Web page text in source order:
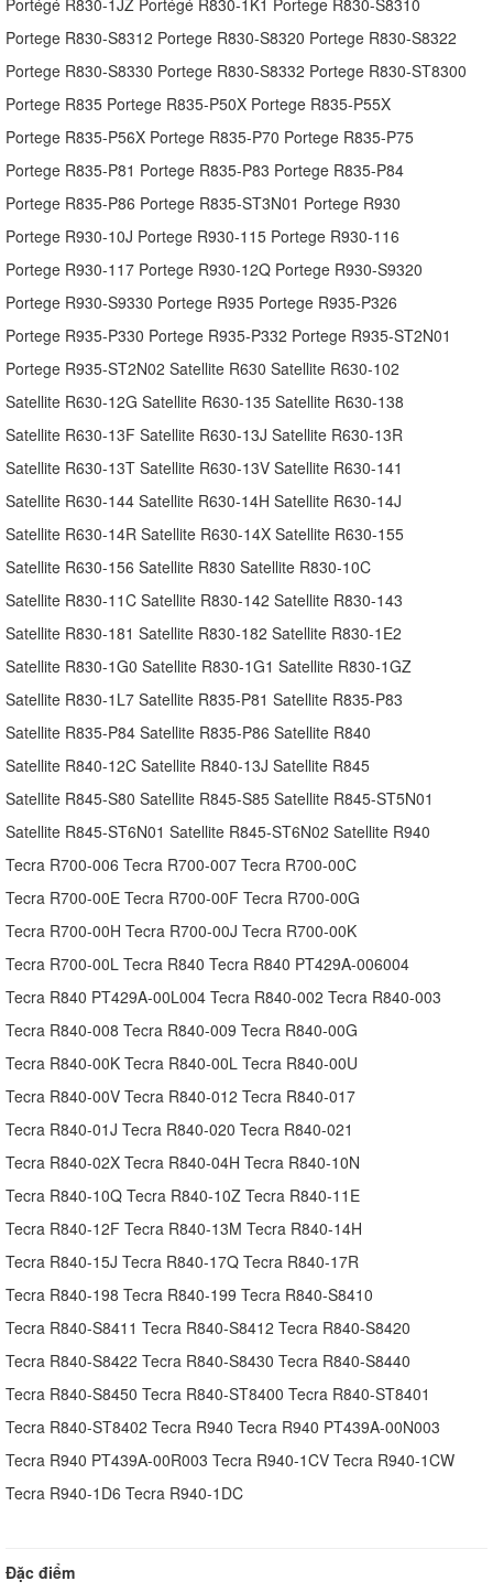
Portege R830-S8312 Portege R830-S8320 Portege R830-S8322
Portege R830-S8330 Portege R830-S8332 Portege R830-ST8300
Portege R835 Portege R835-P50X Portege R835-P55X
Portege R835-P56X Portege R835-P70 Portege R835-P75
Portege R835-P81 Portege R835-P83 Portege R835-P84
Portege R835-P86 Portege R835-ST3N01 Portege R930
Portege R930-10J Portege R930-115 Portege R930-116
Portege R930-117 Portege R930-12Q Portege R930-S9320
Portege R930-S9330 Portege R935 Portege R935-P326
Portege R935-P330 Portege R935-P332 Portege R935-ST2N01
Portege R935-ST2N02 Satellite R630 Satellite R630-102
Satellite R630-12G Satellite R630-135 Satellite R630-138
Satellite R630-13F Satellite R630-13J Satellite R630-13R
Satellite R630-13T Satellite R630-13V Satellite R630-141
Satellite R630-144 Satellite R630-14H Satellite R630-14J
Satellite R630-14R Satellite R630-14X Satellite R630-155
Satellite R630-156 Satellite R830 Satellite R830-10C
Satellite R830-11C Satellite R830-142 Satellite R830-143
Satellite R830-181 Satellite R830-182 Satellite R830-1E2
Satellite R830-1G0 Satellite R830-1G1 Satellite R830-1GZ
Satellite R830-1L7 Satellite R835-P81 Satellite R835-P83
Satellite R835-P84 Satellite R835-P86 Satellite R840
Satellite R840-12C Satellite R840-13J Satellite R845
Satellite R845-S80 Satellite R845-S85 Satellite R845-ST5N01
Satellite R845-ST6N01 Satellite R845-ST6N02 Satellite R940
Tecra R700-006 Tecra R700-007 Tecra R700-00C
Tecra R700-00E Tecra R700-00F Tecra R700-00G
Tecra R700-00H Tecra R700-00J Tecra R700-00K
Tecra R700-00L Tecra R840 Tecra R840 PT429A-006004
Tecra R840 PT429A-00L004 Tecra R840-002 Tecra R840-003
Tecra R840-008 Tecra R840-009 Tecra R840-00G
Tecra R840-00K Tecra R840-00L Tecra R840-00U
Tecra R840-00V Tecra R840-012 Tecra R840-017
Tecra R840-01J Tecra R840-020 Tecra R840-021
Tecra R840-02X Tecra R840-04H Tecra R840-10N
Tecra R840-10Q Tecra R840-10Z Tecra R840-11E
Tecra R840-12F Tecra R840-13M Tecra R840-14H
Tecra R840-15J Tecra R840-17Q Tecra R840-17R
Tecra R840-198 Tecra R840-199 Tecra R840-S8410
Tecra R840-S8411 Tecra R840-S8412 Tecra R840-S8420
Tecra R840-S8422 Tecra R840-S8430 Tecra R840-S8440
Tecra R840-S8450 Tecra R840-ST8400 Tecra R840-ST8401
Tecra R840-ST8402 Tecra R940 Tecra R940 PT439A-00N003
Tecra R940 PT439A-00R003 Tecra R940-1CV Tecra R940-1CW
Tecra R940-1D6 Tecra R940-1DC
Đặc điểm